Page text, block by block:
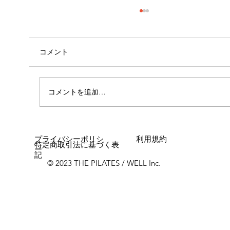
外腿の張り感
コメント
コメントを追加…
© 2023 THE PILATES / WELL Inc.
プライバシーポリシ
ー
利用規約
特定商取引法に基づく表
記